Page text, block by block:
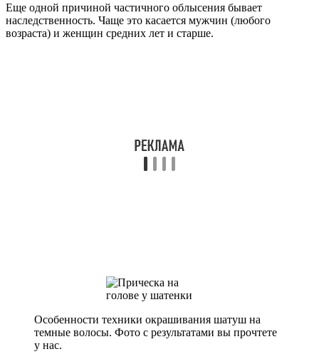
Еще одной причиной частичного облысения бывает
наследственность. Чаще это касается мужчин (любого
возраста) и женщин средних лет и старше.
Особенности техники окрашивания шатуш на
темные волосы. Фото с результатами вы прочтете
у нас.